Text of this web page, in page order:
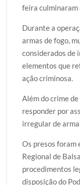
feira culminaram
Durante a
armas de fogo,
considerados de
elementos que
ação criminosa.
Além do crime
responder por
irregular de
Os presos foram
Regional de
procedimentos
disposição do